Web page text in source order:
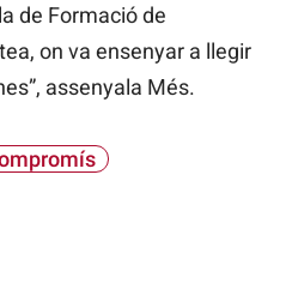
de Formació de
on va ensenyar a llegir
assenyala Més.